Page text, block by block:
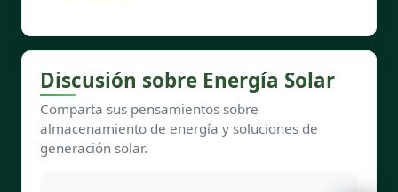
Discusión sobre Energía Solar
Comparta sus pensamientos sobre
almacenamiento de energía y soluciones de
generación solar.